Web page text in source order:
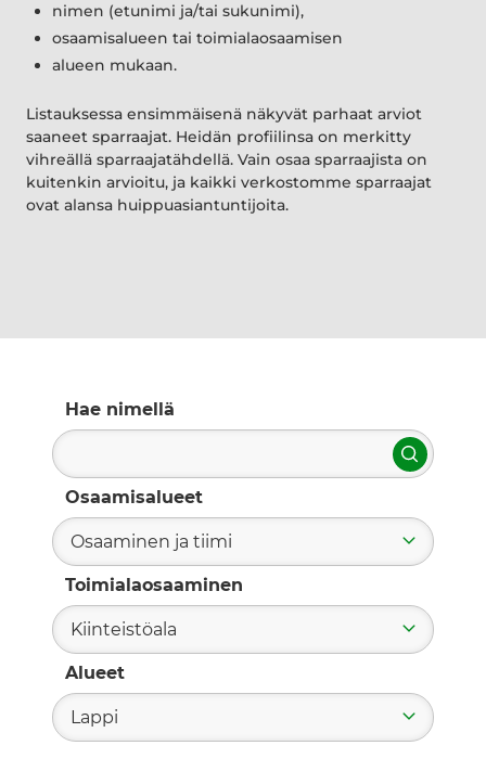
nimen (etunimi ja/tai sukunimi),
osaamisalueen tai toimialaosaamisen
alueen mukaan.
Listauksessa ensimmäisenä näkyvät parhaat arviot
saaneet sparraajat. Heidän profiilinsa on merkitty
vihreällä sparraajatähdellä. Vain osaa sparraajista on
kuitenkin arvioitu, ja kaikki verkostomme sparraajat
ovat alansa huippuasiantuntijoita.
Hae nimellä
Hae
Osaamisalueet
Osaaminen ja tiimi
Toimialaosaaminen
Kiinteistöala
Alueet
Lappi